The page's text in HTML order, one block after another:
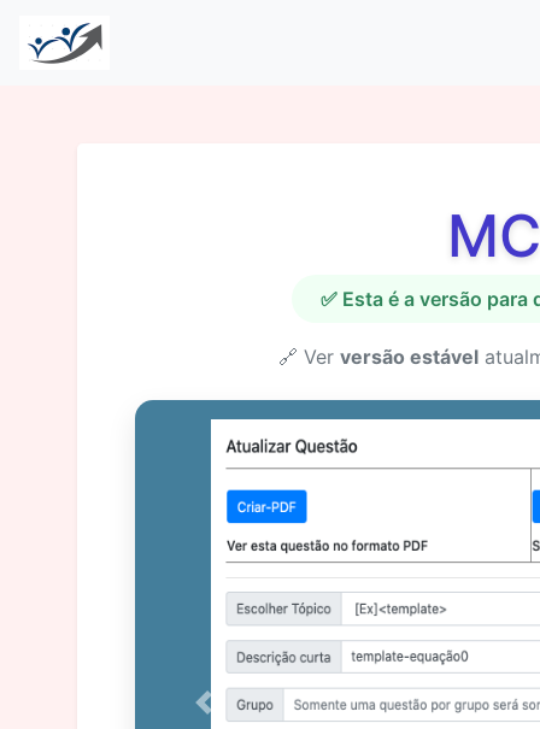
✅ Esta é a versão
🔗 Ver versão estável
Previous